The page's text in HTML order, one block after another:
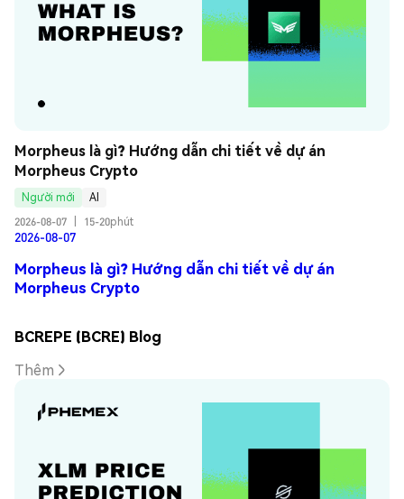
Morpheus là gì? Hướng dẫn chi tiết về dự án
Morpheus Crypto
Người mới
AI
2026-08-07
15-20phút
2026-08-07
Morpheus là gì? Hướng dẫn chi tiết về dự án
Morpheus Crypto
BCREPE (BCRE) Blog
Thêm